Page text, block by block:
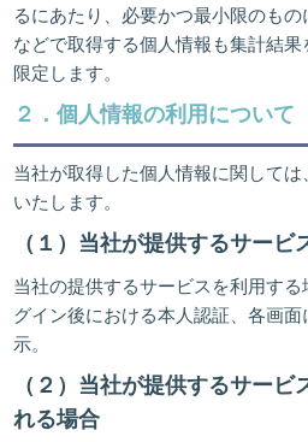
るにあたり、必要かつ最小限のも
などで取得する個人情報も集計結
限定します。
２．個人情報の利用について
当社が取得した個人情報に関して
いたします。
（１）当社が提供するサー
当社の提供するサービスを利用す
グイン後における本人認証、各画
示。
（２）当社が提供するサービ
れる場合